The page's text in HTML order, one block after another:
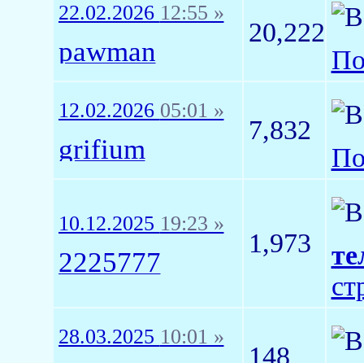
22.02.2026 12:55 »
pawman
20,222
12.02.2026 05:01 »
grifium
7,832
10.12.2025 19:23 »
2225777
1,973
28.03.2025 10:01 »
148